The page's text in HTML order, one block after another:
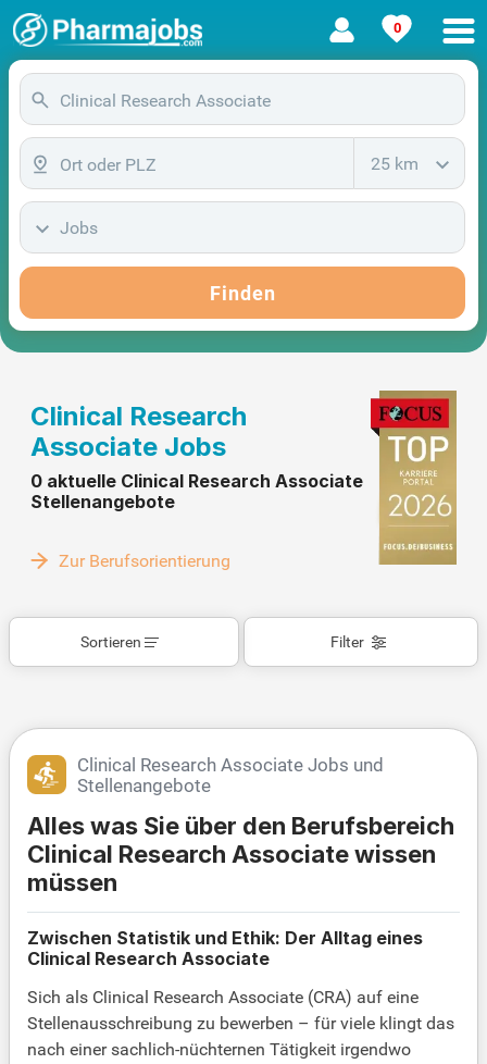
0
25 km
Jobs
Finden
Clinical Research
Associate Jobs
0 aktuelle Clinical Research Associate
Stellenangebote
Zur Berufsorientierung
Filter
Sortieren
Clinical Research Associate Jobs und
Stellenangebote
Alles was Sie über den Berufsbereich
Clinical Research Associate wissen
müssen
Zwischen Statistik und Ethik: Der Alltag eines
Clinical Research Associate
Sich als Clinical Research Associate (CRA) auf eine
Stellenausschreibung zu bewerben – für viele klingt das
nach einer sachlich-nüchternen Tätigkeit irgendwo